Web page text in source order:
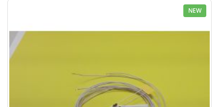
NEW